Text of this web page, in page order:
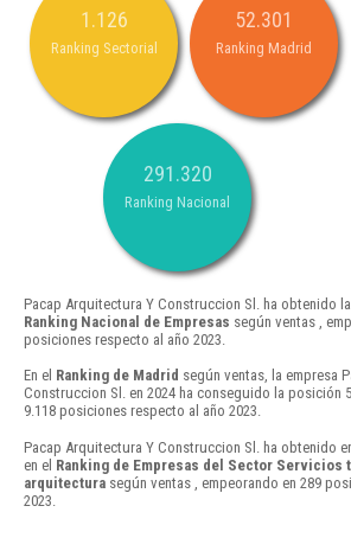
1.126
Ranking Sectorial
52.301
Ranking Madrid
291.320
Ranking Nacional
Pacap Arquitectura Y Construccion Sl. ha obtenido
Ranking Nacional de Empresas según ventas ,
posiciones respecto al año 2023.
En el Ranking de Madrid según ventas, la empresa
Construccion Sl. en 2024 ha conseguido la posición
9.118 posiciones respecto al año 2023.
Pacap Arquitectura Y Construccion Sl. ha obtenido
en el Ranking de Empresas del Sector Servicios
arquitectura según ventas , empeorando en 289
2023.